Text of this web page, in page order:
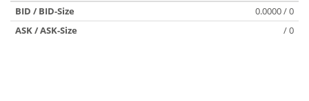
BID / BID-Size
0.0000 / 0
ASK / ASK-Size
/ 0